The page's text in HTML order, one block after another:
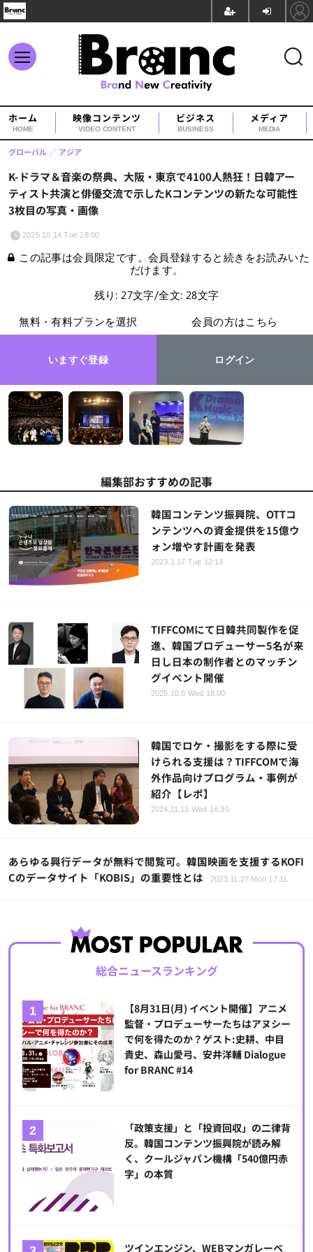
ホーム
HOME
映像コンテンツ
VIDEO CONTENT
ビジネス
BUSINESS
メディア
MEDIA
K-ドラマ＆音楽の祭典、大阪・東京で4100人熱狂！日韓アー
ティスト共演と俳優交流で示したKコンテンツの新たな可能性
3枚目の写真・画像
グローバル アジア
2025.10.14 Tue 18:00
この記事は会員限定です。会員登録すると続きをお読みいた
だけます。
残り: 27文字/全文: 28文字
無料・有料プランを選択
いますぐ登録
会員の方はこちら
ログイン
編集部おすすめの記事
韓国コンテンツ振興院、OTTコ
ンテンツへの資金提供を15億ウ
ォン増やす計画を発表
2023.1.17 Tue 12:13
TIFFCOMにて日韓共同製作を促
進、韓国プロデューサー5名が来
日し日本の制作者とのマッチン
グイベント開催
2025.10.8 Wed 18:00
韓国でロケ・撮影をする際に受
けられる支援は？TIFFCOMで海
外作品向けプログラム・事例が
紹介【レポ】
2024.11.13 Wed 16:30
あらゆる興行データが無料で閲覧可。韓国映画を支援するKOFI
Cのデータサイト「KOBIS」の重要性とは
2023.11.27 Mon 17:11
総合ニュースランキング
【8月31日(月) イベント開催】アニメ
監督・プロデューサーたちはアヌシー
で何を得たのか？ゲスト:史耕、中目
貴史、森山愛弓、安井洋輔 Dialogue
for BRANC #14
「政策支援」と「投資回収」の二律背
反。韓国コンテンツ振興院が読み解
く、クールジャパン機構「540億円赤
字」の本質
ツインエンジン、WEBマンガレーベ